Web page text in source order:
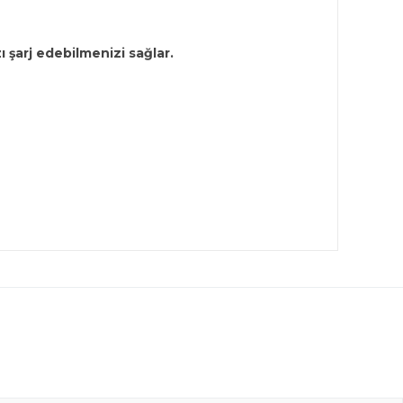
şarj edebilmenizi sağlar.